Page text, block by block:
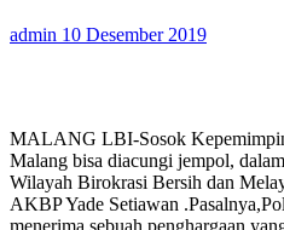
admin 10 Desember 2019
MALANG LBI-Sosok
Malang bisa diacungi jempol,
Wilayah Birokrasi Bersih dan
AKBP Yade Setiawan
menerima sebuah penghargaan